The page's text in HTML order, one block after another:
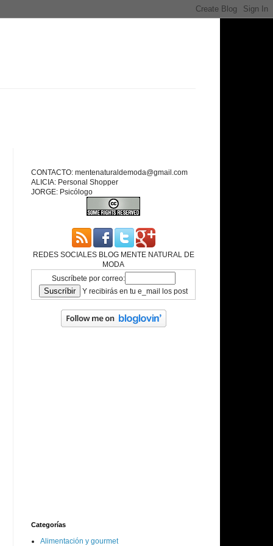
CONTACTO: mentenaturaldemoda@gmail.com
ALICIA: Personal Shopper
JORGE: Psicólogo
REDES SOCIALES BLOG MENTE NATURAL DE
MODA
Suscríbete por correo:
Y recibirás en tu e_mail los post
Categorías
Alimentación y gourmet